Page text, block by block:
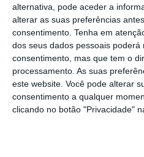
alternativa, pode aceder a
alterar as suas preferências
consentimento. Tenha em
dos seus dados pessoais poderá
consentimento, mas que tem o
processamento. As suas
este website. Você pode alterar
consentimento a qualquer
clicando no botão "Privacidade"
sentido de conseguir a
entrega de algumas
trimestre deste ano“,
de veículos, respondeu
Porto.
Questionada se, ainda